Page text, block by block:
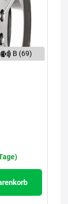
B (69)